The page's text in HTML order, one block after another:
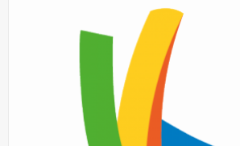
Area Giovani | Bajania
Area Ricerca, Documentazione e
CE.RI.FORM
CONTATTI
Whistleblowing